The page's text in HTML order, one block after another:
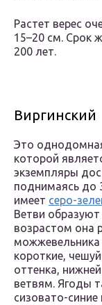
Растет верес
15–20 см. Срок
200 лет.
Виргинский
Это
которой
экземпляры
поднимаясь до
имеет серо-
Ветви
возрастом она
короткие,
оттенка,
ветвям. Ягоды
сизовато-